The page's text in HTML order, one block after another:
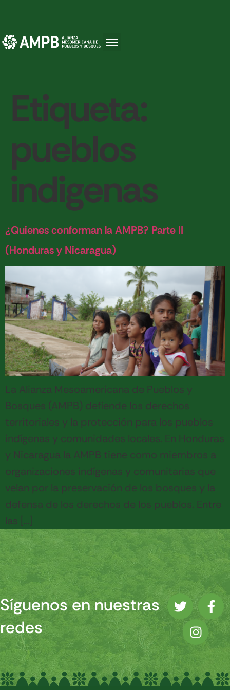
Etiqueta:
pueblos
indigenas
¿Quienes conforman la AMPB? Parte II
(Honduras y Nicaragua)
La Alianza Mesoamericana de Pueblos y
Bosques (AMPB) defiende los derechos
territoriales y la protección para los pueblos
indígenas y comunidades locales. En Honduras
y Nicaragua la AMPB tiene como miembros a
organizaciones indígenas y comunitarias que
velan por la preservación de los bosques y la
defensa de los derechos de los pueblos. Entre
las […]
Síguenos en nuestras
redes